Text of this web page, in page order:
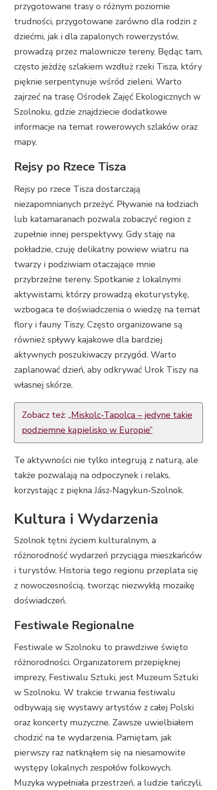
przygotowane trasy o różnym poziomie
trudności, przygotowane zarówno dla rodzin z
dziećmi, jak i dla zapalonych rowerzystów,
prowadzą przez malownicze tereny. Będąc tam,
często jeżdżę szlakiem wzdłuż rzeki Tisza, który
pięknie serpentynuje wśród zieleni. Warto
zajrzeć na trasę Ośrodek Zajęć Ekologicznych w
Szolnoku, gdzie znajdziecie dodatkowe
informacje na temat rowerowych szlaków oraz
mapy.
Rejsy po Rzece Tisza
Rejsy po rzece Tisza dostarczają
niezapomnianych przeżyć. Pływanie na łodziach
lub katamaranach pozwala zobaczyć region z
zupełnie innej perspektywy. Gdy staję na
pokładzie, czuję delikatny powiew wiatru na
twarzy i podziwiam otaczające mnie
przybrzeżne tereny. Spotkanie z lokalnymi
aktywistami, którzy prowadzą ekoturystykę,
wzbogaca te doświadczenia o wiedzę na temat
flory i fauny Tiszy. Często organizowane są
również spływy kajakowe dla bardziej
aktywnych poszukiwaczy przygód. Warto
zaplanować dzień, aby odkrywać Urok Tiszy na
własnej skórze.
Zobacz też: „Miskolc-Tapolca – jedyne takie
podziemne kąpielisko w Europie”
Te aktywności nie tylko integrują z naturą, ale
także pozwalają na odpoczynek i relaks,
korzystając z piękna Jász-Nagykun-Szolnok.
Kultura i Wydarzenia
Szolnok tętni życiem kulturalnym, a
różnorodność wydarzeń przyciąga mieszkańców
i turystów. Historia tego regionu przeplata się
z nowoczesnością, tworząc niezwykłą mozaikę
doświadczeń.
Festiwale Regionalne
Festiwale w Szolnoku to prawdziwe święto
różnorodności. Organizatorem przepięknej
imprezy, Festiwalu Sztuki, jest Muzeum Sztuki
w Szolnoku. W trakcie trwania festiwalu
odbywają się wystawy artystów z całej Polski
oraz koncerty muzyczne. Zawsze uwielbiałem
chodzić na te wydarzenia. Pamiętam, jak
pierwszy raz natknąłem się na niesamowite
występy lokalnych zespołów folkowych.
Muzyka wypełniała przestrzeń, a ludzie tańczyli,